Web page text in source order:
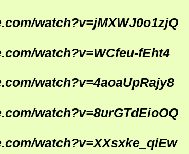
watch?v=jMXWJ0o1zjQ
watch?v=WCfeu-fEht4
watch?v=4aoaUpRajy8
watch?v=8urGTdEioOQ
watch?v=XXsxke_qiEw